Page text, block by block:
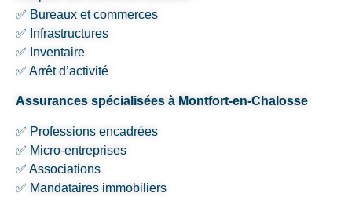
✅ Bureaux et commerces
✅ Infrastructures
✅ Inventaire
✅ Arrêt d’activité
Assurances spécialisées à Montfort-en-Chalosse
✅ Professions encadrées
✅ Micro-entreprises
✅ Associations
✅ Mandataires immobiliers